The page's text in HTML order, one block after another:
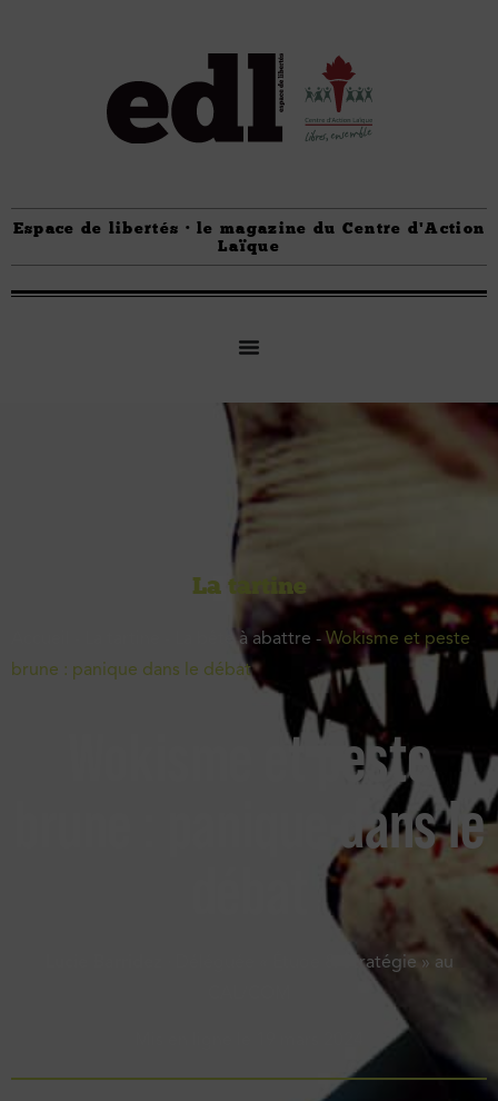
Espace de libertés · le magazine du Centre d'Action
Laïque
La tartine
La bête à abattre - Wokisme et peste
brune : panique dans le débat
Wokisme et peste
brune : panique dans le
· Déléguée « Étude & Stratégie » au